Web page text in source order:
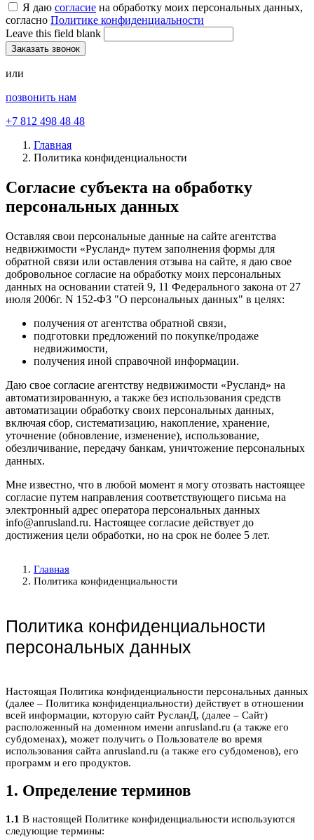
Я даю согласие на обработку моих персональных данных,
согласно Политике конфиденциальности
Leave this field blank
или
позвонить нам
+7 812 498 48 48
Главная
Политика конфиденциальности
Согласие субъекта на обработку
персональных данных
Оставляя свои персональные данные на сайте агентства
недвижимости «Русланд» путем заполнения формы для
обратной связи или оставления отзыва на сайте, я даю свое
добровольное согласие на обработку моих персональных
данных на основании статей 9, 11 Федерального закона от 27
июля 2006г. N 152-ФЗ "О персональных данных" в целях:
получения от агентства обратной связи,
подготовки предложений по покупке/продаже
недвижимости,
получения иной справочной информации.
Даю свое согласие агентству недвижимости «Русланд» на
автоматизированную, а также без использования средств
автоматизации обработку своих персональных данных,
включая сбор, систематизацию, накопление, хранение,
уточнение (обновление, изменение), использование,
обезличивание, передачу банкам, уничтожение персональных
данных.
Мне известно, что в любой момент я могу отозвать настоящее
согласие путем направления соответствующего письма на
электронный адрес оператора персональных данных
info@anrusland.ru. Настоящее согласие действует до
достижения цели обработки, но на срок не более 5 лет.
Главная
Политика конфиденциальности
Политика конфиденциальности
персональных данных
Настоящая Политика конфиденциальности персональных данных
(далее – Политика конфиденциальности) действует в отношении
всей информации, которую сайт РусланД, (далее – Сайт)
расположенный на доменном имени anrusland.ru (а также его
субдоменах), может получить о Пользователе во время
использования сайта anrusland.ru (а также его субдоменов), его
программ и его продуктов.
1. Определение терминов
1.1 В настоящей Политике конфиденциальности используются
следующие термины: